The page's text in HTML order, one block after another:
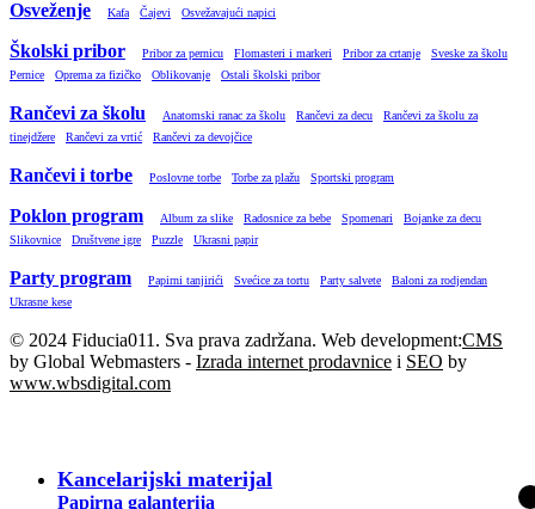
Osveženje Kafa Čajevi Osvežavajući napici
Školski pribor Pribor za pernicu Flomasteri i markeri Pribor za crtanje
Sveske za školu
Pernice
Oprema za fizičko Oblikovanje Ostali školski pribor
Rančevi za školu Anatomski ranac za školu Rančevi za decu
Rančevi za školu za
tinejdžere
Rančevi za vrtić Rančevi za devojčice
Rančevi i torbe Poslovne torbe Torbe za plažu Sportski program
Poklon program Album za slike Radosnice za bebe Spomenari
Bojanke za decu
Slikovnice
Društvene igre Puzzle Ukrasni papir
Party program Papirni tanjirići Svećice za tortu Party salvete
Baloni za rodjendan
Ukrasne kese
© 2024 Fiducia011. Sva prava zadržana. Web development:CMS
by Global Webmasters - Izrada internet prodavnice i SEO by
www.wbsdigital.com
Kancelarijski materijal
Papirna galanterija